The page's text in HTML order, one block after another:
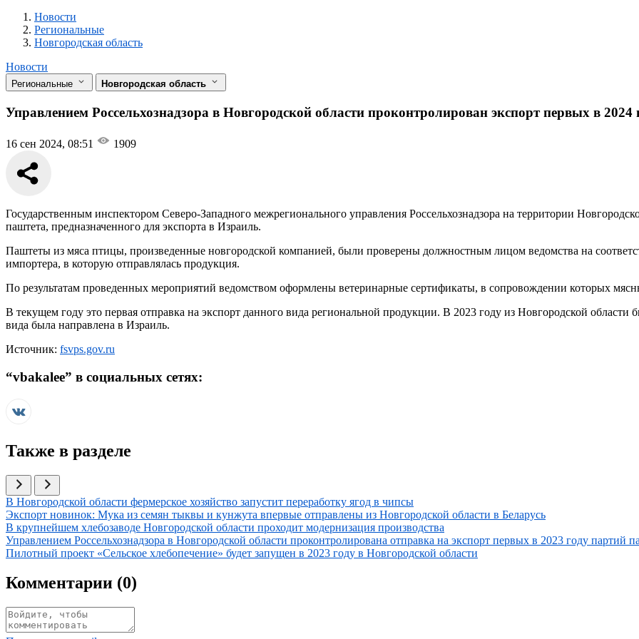
Новости
Разделы
Новости
Региональные
Новгородская область
Новости
Региональные Новгородская область
Управлением Россельхознадзора в Новгородской области проконтролирован экспорт первых в 2024
16 сен 2024, 08:51 1909
Государственным инспектором Северо-Западного межрегионального управления Россельхознадзора на территории
паштета, предназначенного для экспорта в Израиль.
Паштеты из мяса птицы, произведенные новгородской компанией, были проверены должностным лицом ведомства на
импортера, в которую отправлялась продукция.
По результатам проведенных мероприятий ведомством оформлены ветеринарные сертификаты, в сопровождении которых
В текущем году это первая отправка на экспорт данного вида региональной продукции. В 2023 году из Новгородской
вида была направлена в Израиль.
Источник: fsvps.gov.ru
“vbakalee” в социальных сетях:
Также в разделе
Иллюстрация новости
В Новгородской области фермерское хозяйство запустит переработку ягод в чипсы
Иллюстрация новости
Экспорт новинок: Мука из семян тыквы и кунжута впервые отправлены из Новгородской области в Беларусь
Иллюстрация новости
В крупнейшем хлебозаводе Новгородской области проходит модернизация производства
Иллюстрация новости
Управлением Россельхознадзора в Новгородской области проконтролирована отправка на экспорт первых в 2023 году партий
Иллюстрация новости
Пилотный проект «Сельское хлебопечение» будет запущен в 2023 году в Новгородской области
Комментарии (0)